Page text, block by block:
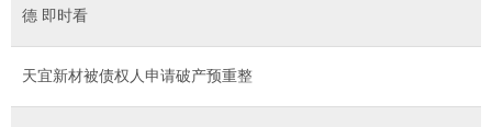
德 即时看
天宜新材被债权人申请破产预重整